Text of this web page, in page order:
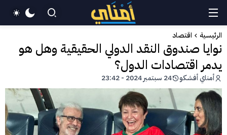
الرئيسية اقتصاد
نوايا صندوق النقد الدولي الحقيقية وهل هو
يدمر اقتصادات الدول؟
أمناي أفشكو 24 سبتمبر 2024 - 23:42